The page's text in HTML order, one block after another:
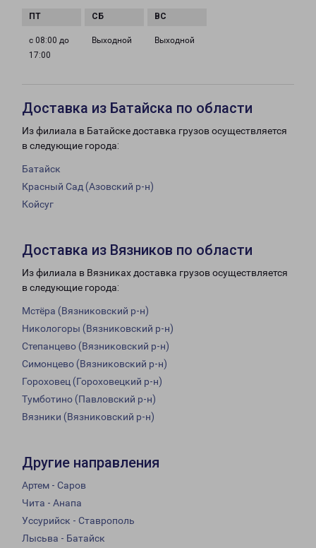
с 08:00 до
17:00
Выходной Выходной
Доставка из Батайска по области
Из филиала в Батайске доставка грузов осуществляется
в следующие города:
Батайск
Красный Сад (Азовский р-н)
Койсуг
Доставка из Вязников по области
Из филиала в Вязниках доставка грузов осуществляется
в следующие города:
Мстёра (Вязниковский р-н)
Никологоры (Вязниковский р-н)
Степанцево (Вязниковский р-н)
Симонцево (Вязниковский р-н)
Гороховец (Гороховецкий р-н)
Тумботино (Павловский р-н)
Вязники (Вязниковский р-н)
Другие направления
Артем - Саров
Чита - Анапа
Уссурийск - Ставрополь
Лысьва - Батайск